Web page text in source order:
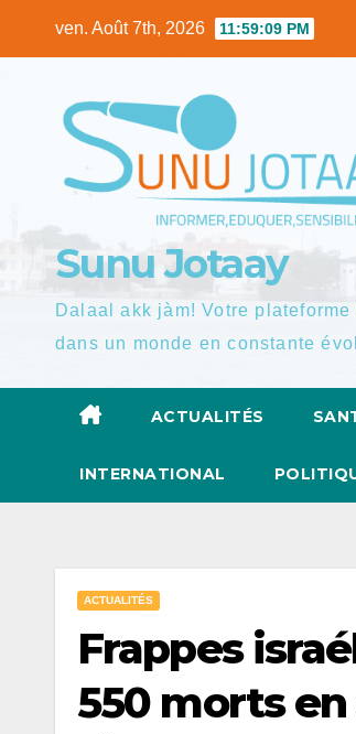
ven. Août 7th, 2026 11:59:10 PM
Sunu Jotaay
Dalaal akk jàm! Votre plateforme
dans un monde en constante
ACTUALITÉS
INTERNATIONAL
ACTUALITÉS
Frappes
550 morts